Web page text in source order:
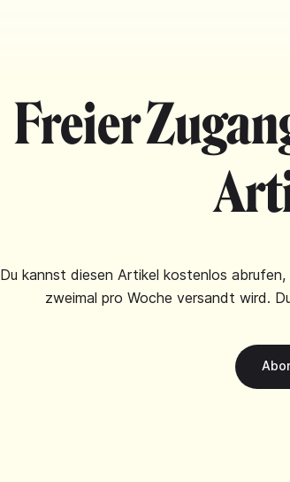
Freier
Du kannst diesen Artikel kostenlos abrufen,
zweimal pro Woche versandt wird.